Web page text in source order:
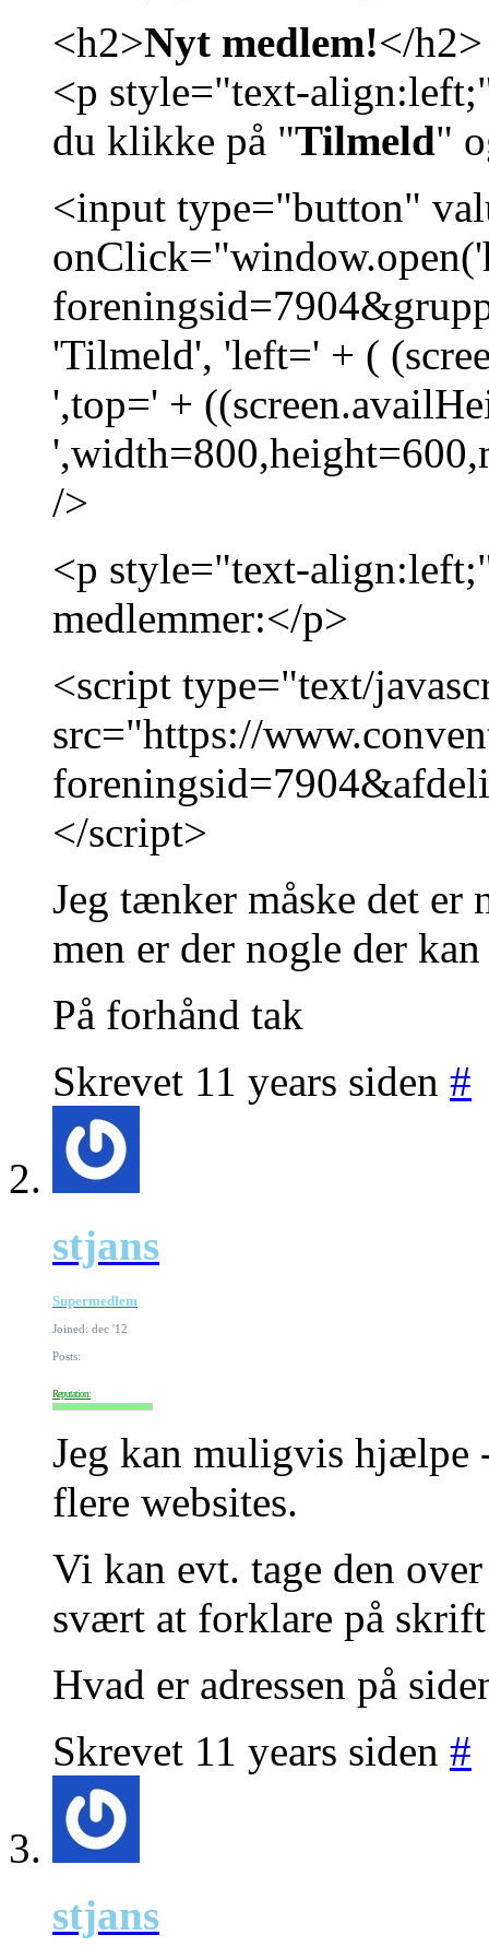
<h2>Nyt medlem!</h2>
<p style="text-
du klikke på "Tilmeld"
<input type="button"
'Tilmeld', 'left=' + (
',top=' +
/>
<p style="text-
medlemmer:</p>
<script type="text/
src="https://
</script>
Jeg tænker måske det
men er der nogle der
På forhånd tak
Skrevet 11 years siden #
stjans
Supermedlem
Joined: dec '12
Posts:
Reputation:
Jeg kan muligvis hjælpe
flere websites.
Vi kan evt. tage den
svært at forklare på
Hvad er adressen på
Skrevet 11 years siden #
stjans